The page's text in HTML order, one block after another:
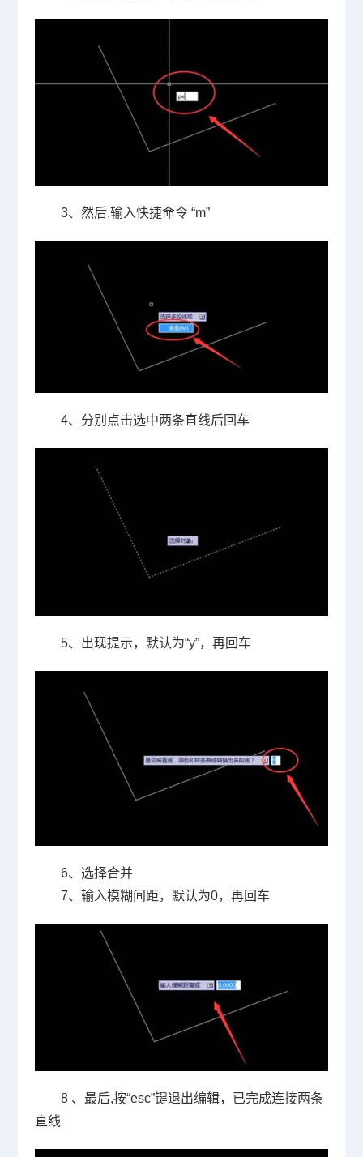
3、然后,输入快捷命令“m”
4、分别点击选中两条直线后回车
5、出现提示，默认为“y”，再回车
6、选择合并
7、输入模糊间距，默认为0，再回车
8 、最后,按“esc”键退出编辑，已完成连接两条
直线